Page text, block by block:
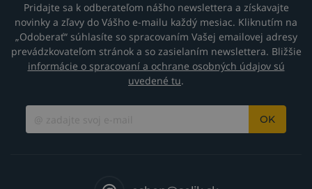
Pridajte sa k odberateľom nášho newslettera a získavajte
novinky a zľavy do Vášho e-mailu každý mesiac. Kliknutím na
„Odoberať“ súhlasíte so spracovaním Vašej emailovej adresy
prevádzkovateľom stránok a so zasielaním newslettera. Bližšie
informácie o spracovaní a ochrane osobných údajov sú
uvedené tu.
OK